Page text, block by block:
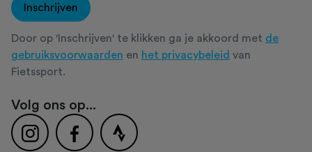
Inschrijven
Door op 'Inschrijven' te klikken ga je akkoord met de
gebruiksvoorwaarden en het privacybeleid van
Fietssport.
Volg ons op...